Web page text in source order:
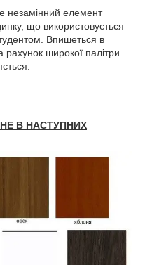
незамінний елемент
що використовується
Впишеться в
рахунок широкої палітри
В НАСТУПНИХ